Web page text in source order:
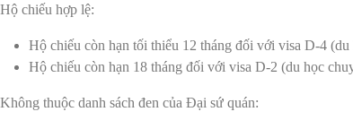
Hộ chiếu hợp lệ:
Hộ chiếu còn hạn tối thiểu 12 tháng đối với visa D-4 (du
Hộ chiếu còn hạn 18 tháng đối với visa D-2 (du học
Không thuộc danh sách đen của Đại sứ quán: